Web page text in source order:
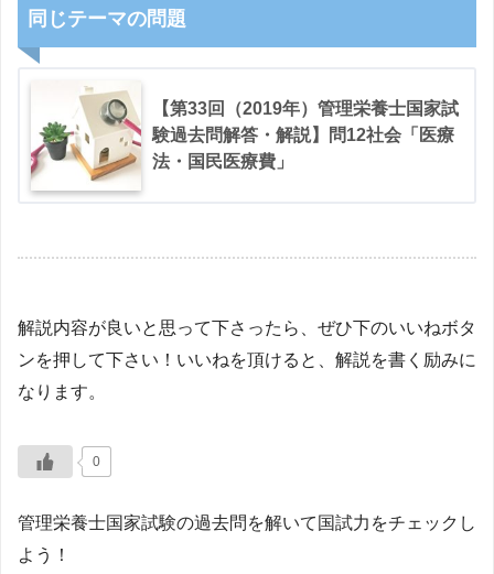
同じテーマの問題
【第33回（2019年）管理栄養士国家試
験過去問解答・解説】問12社会「医療
法・国民医療費」
解説内容が良いと思って下さったら、ぜひ下のいいねボタ
ンを押して下さい！いいねを頂けると、解説を書く励みに
なります。
0
管理栄養士国家試験の過去問を解いて国試力をチェックし
よう！